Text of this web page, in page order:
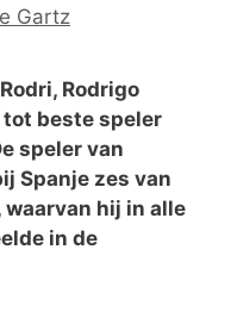
Gartz
Rodrigo
beste speler
speler van
Spanje zes van
hij in alle
in de